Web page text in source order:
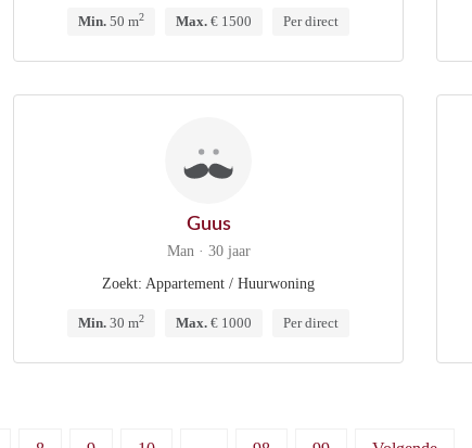
Min. 50 m2 Max. € 1500 Per direct
Guus
Man · 30 jaar
Zoekt: Appartement / Huurwoning
Min. 30 m2 Max. € 1000 Per direct